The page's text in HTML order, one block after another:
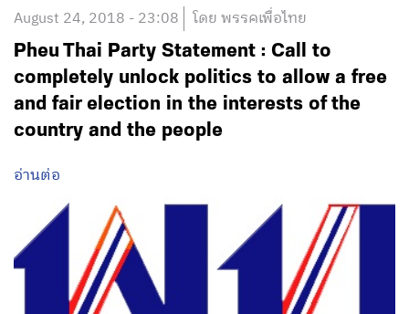
August 24, 2018 - 23:08 โดย พรรคเพื่อไทย
Pheu Thai Party Statement : Call to
completely unlock politics to allow a free
and fair election in the interests of the
country and the people
อ่านต่อ